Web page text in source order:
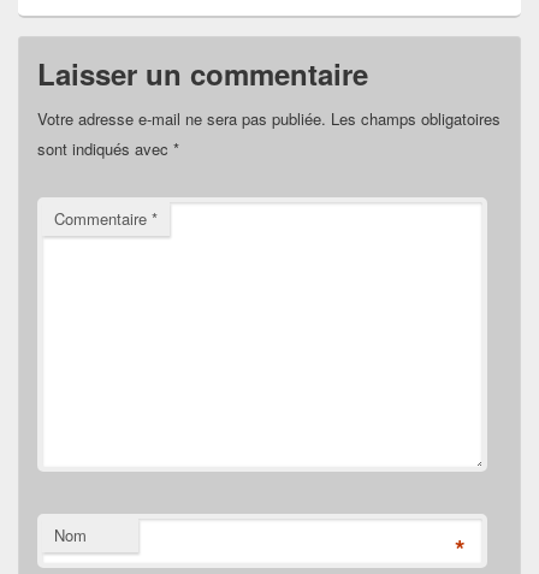
Laisser un commentaire
Votre adresse e-mail ne sera pas publiée. Les champs obligatoires
sont indiqués avec *
Commentaire *
Nom *